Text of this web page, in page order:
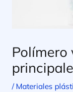
Polímero
/ Materiales